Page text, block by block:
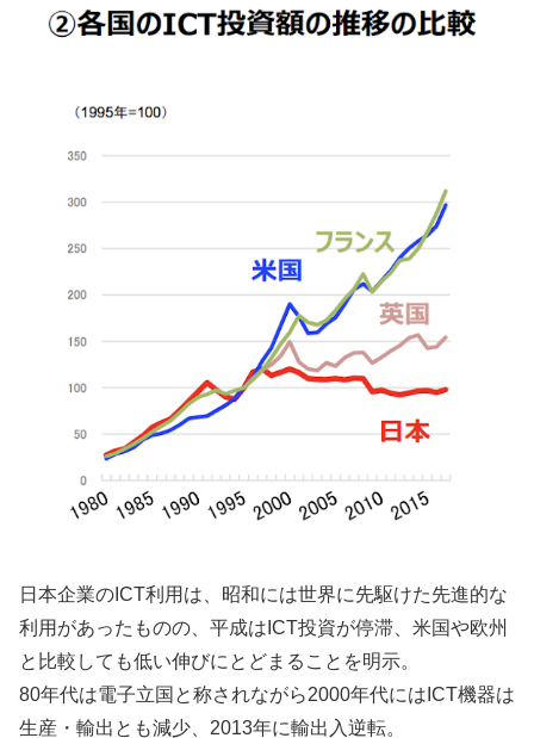
日本企業のICT利用は、昭和には世界に先駆けた先進的な
利用があったものの、平成はICT投資が停滞、米国や欧州
と比較しても低い伸びにとどまることを明示。
80年代は電子立国と称されながら2000年代にはICT機器は
生産・輸出とも減少、2013年に輸出入逆転。